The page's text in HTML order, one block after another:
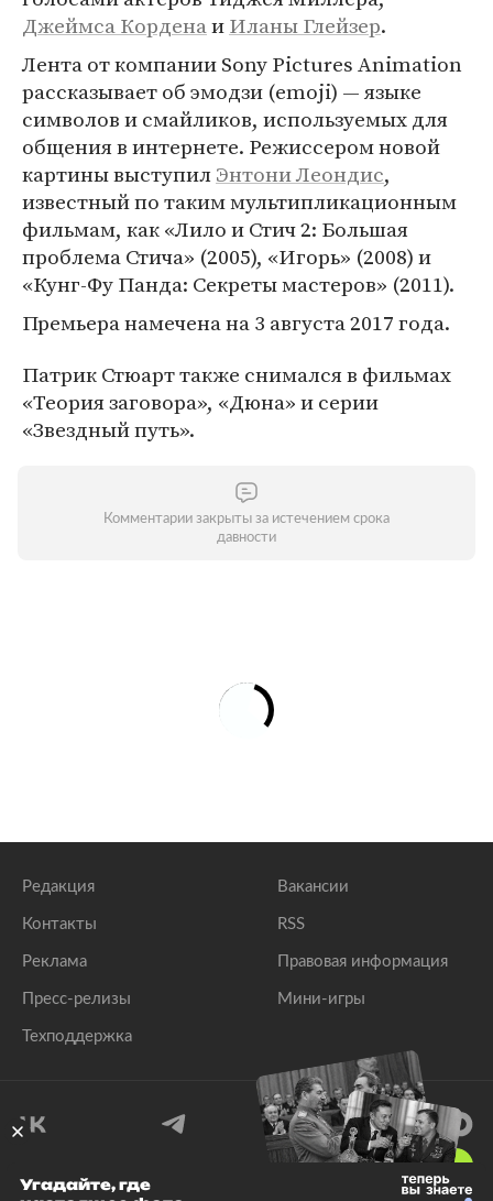
Джеймса КорденаиИланы Глейзер.
Лента от компании Sony Pictures Animation
рассказывает об эмодзи (emoji) — языке
символов и смайликов, используемых для
общения в интернете. Режиссером новой
картины выступилЭнтони Леондис,
известный по таким мультипликационным
фильмам, как «Лило и Стич 2: Большая
проблема Стича» (2005), «Игорь» (2008) и
«Кунг-Фу Панда: Секреты мастеров» (2011).
Премьера намечена на 3 августа 2017 года.
Патрик Стюарт также снимался в фильмах
«Теория заговора», «Дюна» и серии
«Звездный путь».
Комментарии закрыты за истечением срока
давности
Редакция
Контакты
Реклама
Пресс-релизы
Техподдержка
Вакансии
RSS
Правовая информация
Мини-игры
Угадайте, где